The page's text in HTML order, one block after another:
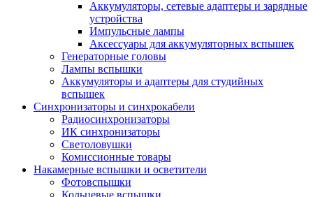
Аккумуляторы, сетевые адаптеры и зарядные
устройства
Импульсные лампы
Аксессуары для аккумуляторных вспышек
Генераторные головы
Лампы вспышки
Аккумуляторы и адаптеры для студийных
вспышек
Синхронизаторы и синхрокабели
Радиосинхронизаторы
ИК синхронизаторы
Светоловушки
Комиссионные товары
Накамерные вспышки и осветители
Фотовспышки
Кольцевые вспышки